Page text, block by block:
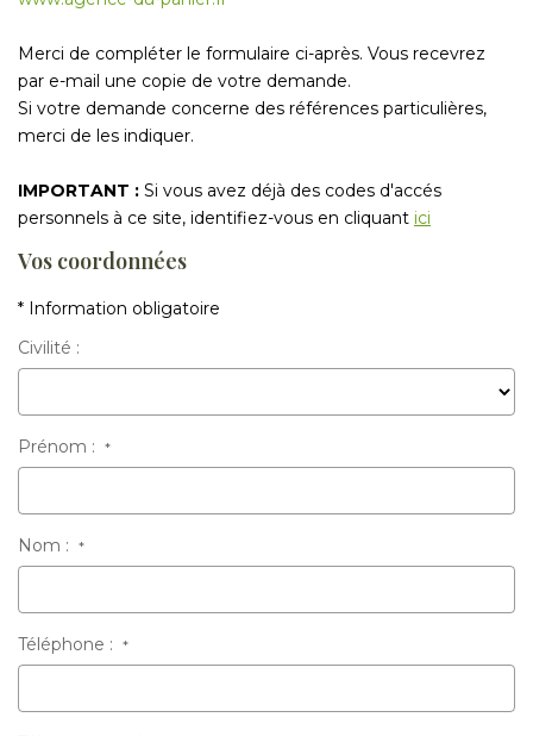
GESTION LOCATIVE
CONTACT
Merci de compléter le formulaire ci-après. Vous recevrez
par e-mail une copie de votre demande.
Si votre demande concerne des références particulières,
merci de les indiquer.
IMPORTANT : Si vous avez déjà des codes d'accés
personnels à ce site, identifiez-vous en cliquant ici
Vos coordonnées
* Information obligatoire
Civilité :
Prénom : *
Nom : *
Téléphone : *